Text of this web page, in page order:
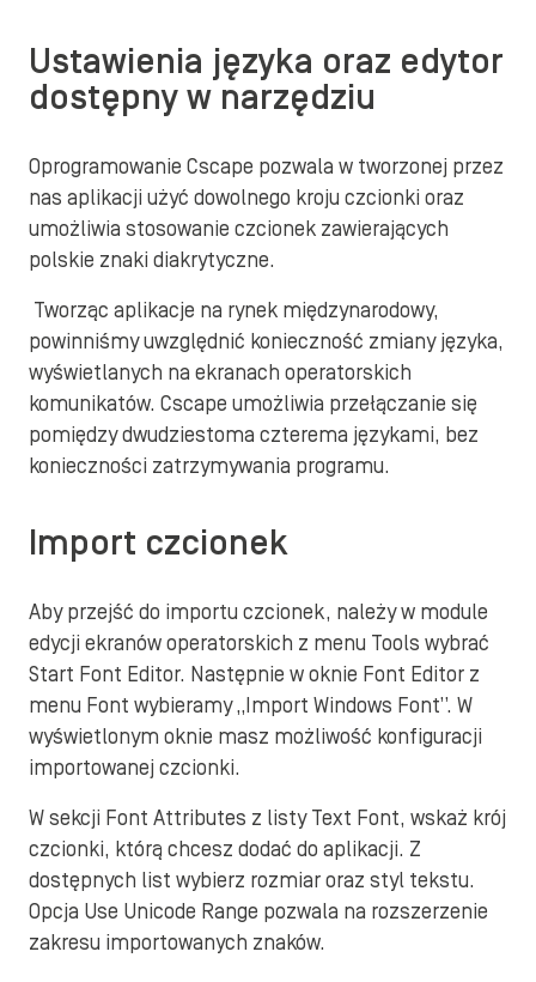
Ustawienia języka oraz edytor
dostępny w narzędziu
Oprogramowanie Cscape pozwala w tworzonej przez
nas aplikacji użyć dowolnego kroju czcionki oraz
umożliwia stosowanie czcionek zawierających
polskie znaki diakrytyczne.
Tworząc aplikacje na rynek międzynarodowy,
powinniśmy uwzględnić konieczność zmiany języka,
wyświetlanych na ekranach operatorskich
komunikatów. Cscape umożliwia przełączanie się
pomiędzy dwudziestoma czterema językami, bez
konieczności zatrzymywania programu.
Import czcionek
Aby przejść do importu czcionek, należy w module
edycji ekranów operatorskich z menu Tools wybrać
Start Font Editor. Następnie w oknie Font Editor z
menu Font wybieramy „Import Windows Font”. W
wyświetlonym oknie masz możliwość konfiguracji
importowanej czcionki.
W sekcji Font Attributes z listy Text Font, wskaż krój
czcionki, którą chcesz dodać do aplikacji. Z
dostępnych list wybierz rozmiar oraz styl tekstu.
Opcja Use Unicode Range pozwala na rozszerzenie
zakresu importowanych znaków.